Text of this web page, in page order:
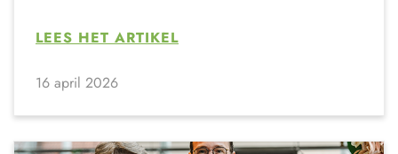
LEES HET ARTIKEL
16 april 2026